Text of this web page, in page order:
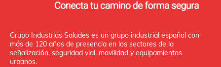
Grupo Industrias Saludes es un grupo industrial español con
más de 120 años de presencia en los sectores de la
señalización, seguridad vial, movilidad y equipamientos
urbanos.